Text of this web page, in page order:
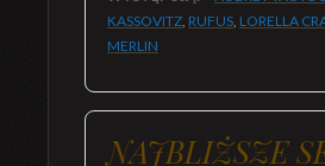
KASSOVITZ, RUFUS, LORELLA
MERLIN
NAJBLIŻSZE